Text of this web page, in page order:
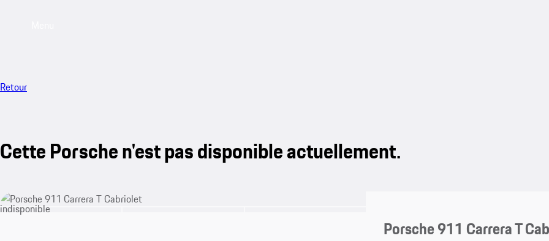
Retour
Cette Porsche n'est pas disponible actuellement.
indisponible
Porsche 911 Carrera T